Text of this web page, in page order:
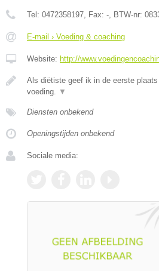
Tel: 0472358197, Fax: -, BTW-nr:
E-mail › Voeding & coaching
Website: http://
Als diëtiste geef ik in de eerste
voeding. ▼
Diensten onbekend
Openingstijden onbekend
Sociale media: